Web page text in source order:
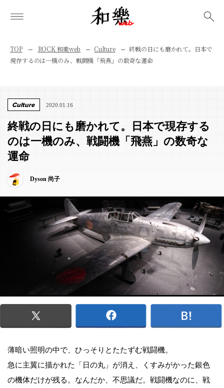
TOP ROCK 和樂web Culture
終戦の日にも磨かれて。日本で
現存するのは一機のみ、戦闘機「飛燕」の数奇な運命
Culture 2020.01.16
終戦の日にも磨かれて。日本で現存する
のは一機のみ、戦闘機「飛燕」の数奇な
運命
Dyson 尚子
薄暗い照明の中で、ひっそりとたたずむ戦闘機。
急に主翼に描かれた「日の丸」が消え、くすみがかった銀色
の機体だけが残る。なんだか、不思議だ。戦闘機なのに、戦